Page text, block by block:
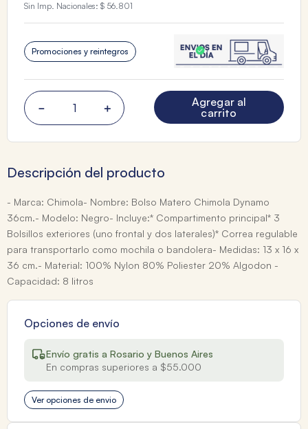
Sin Imp. Nacionales: $ 56.801
Promociones y reintegros
＋
－
Agregar al
carrito
Descripción del producto
- Marca: Chimola- Nombre: Bolso Matero Chimola Dynamo
36cm.- Modelo: Negro- Incluye:* Compartimento principal* 3
Bolsillos exteriores (uno frontal y dos laterales)* Correa regulable
para transportarlo como mochila o bandolera- Medidas: 13 x 16 x
36 cm.- Material: 100% Nylon 80% Poliester 20% Algodon -
Capacidad: 8 litros
Opciones de envío
Envío gratis a Rosario y Buenos Aires
En compras superiores a $55.000
Ver opciones de envio